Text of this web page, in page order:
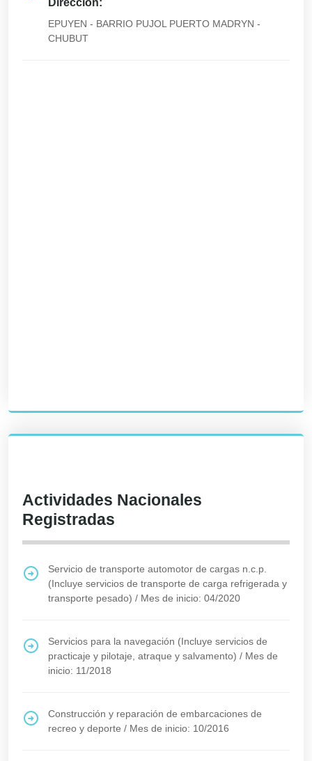
Dirección:
EPUYEN - BARRIO PUJOL PUERTO MADRYN -
CHUBUT
Actividades Nacionales
Registradas
Servicio de transporte automotor de cargas n.c.p.
(Incluye servicios de transporte de carga refrigerada y
transporte pesado) / Mes de inicio: 04/2020
Servicios para la navegación (Incluye servicios de
practicaje y pilotaje, atraque y salvamento) / Mes de
inicio: 11/2018
Construcción y reparación de embarcaciones de
recreo y deporte / Mes de inicio: 10/2016